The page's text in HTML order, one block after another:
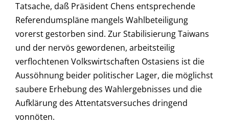
Tatsache, daß Präsident Chens entsprechende
Referendumspläne mangels Wahlbeteiligung
vorerst gestorben sind. Zur Stabilisierung Taiwans
und der nervös gewordenen, arbeitsteilig
verflochtenen Volkswirtschaften Ostasiens ist die
Aussöhnung beider politischer Lager, die möglichst
saubere Erhebung des Wahlergebnisses und die
Aufklärung des Attentatsversuches dringend
vonnöten.